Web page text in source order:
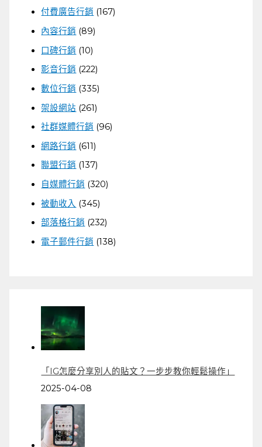
付費廣告行銷 (167)
內容行銷 (89)
口碑行銷 (10)
影音行銷 (222)
數位行銷 (335)
架設網站 (261)
社群媒體行銷 (96)
網路行銷 (611)
聯盟行銷 (137)
自媒體行銷 (320)
被動收入 (345)
部落格行銷 (232)
電子郵件行銷 (138)
「IG怎麼分享別人的貼文？一步步教你輕鬆操作」
2025-04-08